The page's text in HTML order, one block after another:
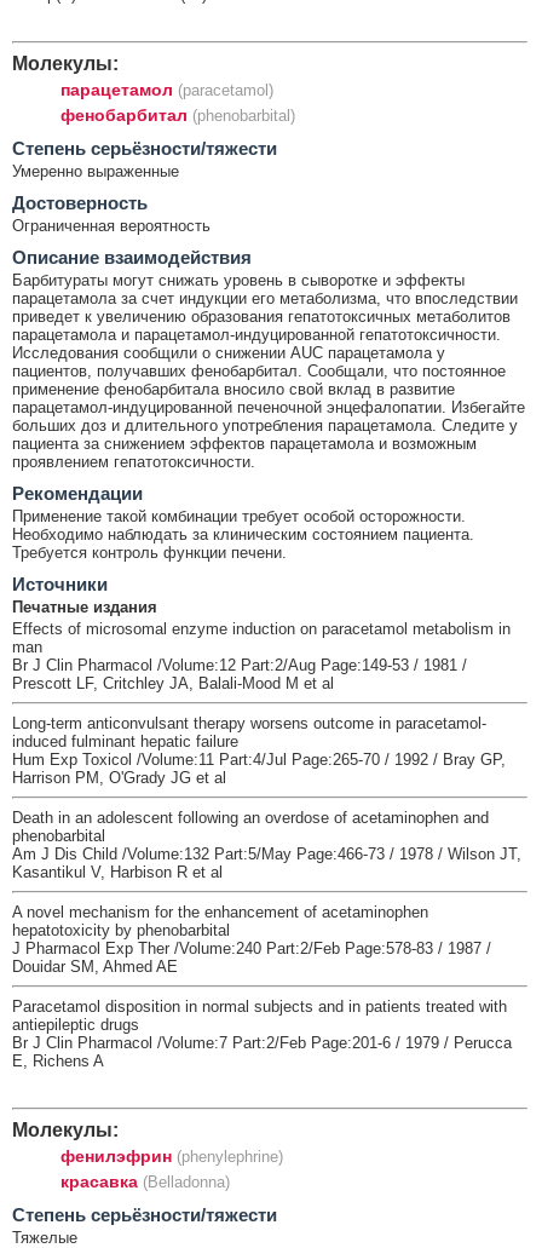
Молекулы:
парацетамол (paracetamol)
фенобарбитал (phenobarbital)
Cтепень серьёзности/тяжести
Умеренно выраженные
Достоверность
Ограниченная вероятность
Описание взаимодействия
Барбитураты могут снижать уровень в сыворотке и эффекты
парацетамола за счет индукции его метаболизма, что впоследствии
приведет к увеличению образования гепатотоксичных метаболитов
парацетамола и парацетамол-индуцированной гепатотоксичности.
Исследования сообщили о снижении AUC парацетамола у
пациентов, получавших фенобарбитал. Сообщали, что постоянное
применение фенобарбитала вносило свой вклад в развитие
парацетамол-индуцированной печеночной энцефалопатии. Избегайте
больших доз и длительного употребления парацетамола. Следите у
пациента за снижением эффектов парацетамола и возможным
проявлением гепатотоксичности.
Рекомендации
Применение такой комбинации требует особой осторожности.
Необходимо наблюдать за клиническим состоянием пациента.
Требуется контроль функции печени.
Источники
Печатные издания
Effects of microsomal enzyme induction on paracetamol metabolism in
man
Br J Clin Pharmacol /Volume:12 Part:2/Aug Page:149-53 / 1981 /
Prescott LF, Critchley JA, Balali-Mood M et al
Long-term anticonvulsant therapy worsens outcome in paracetamol-
induced fulminant hepatic failure
Hum Exp Toxicol /Volume:11 Part:4/Jul Page:265-70 / 1992 / Bray GP,
Harrison PM, O'Grady JG et al
Death in an adolescent following an overdose of acetaminophen and
phenobarbital
Am J Dis Child /Volume:132 Part:5/May Page:466-73 / 1978 / Wilson JT,
Kasantikul V, Harbison R et al
A novel mechanism for the enhancement of acetaminophen
hepatotoxicity by phenobarbital
J Pharmacol Exp Ther /Volume:240 Part:2/Feb Page:578-83 / 1987 /
Douidar SM, Ahmed AE
Paracetamol disposition in normal subjects and in patients treated with
antiepileptic drugs
Br J Clin Pharmacol /Volume:7 Part:2/Feb Page:201-6 / 1979 / Perucca
E, Richens A
Молекулы:
фенилэфрин (phenylephrine)
красавка (Belladonna)
Cтепень серьёзности/тяжести
Тяжелые